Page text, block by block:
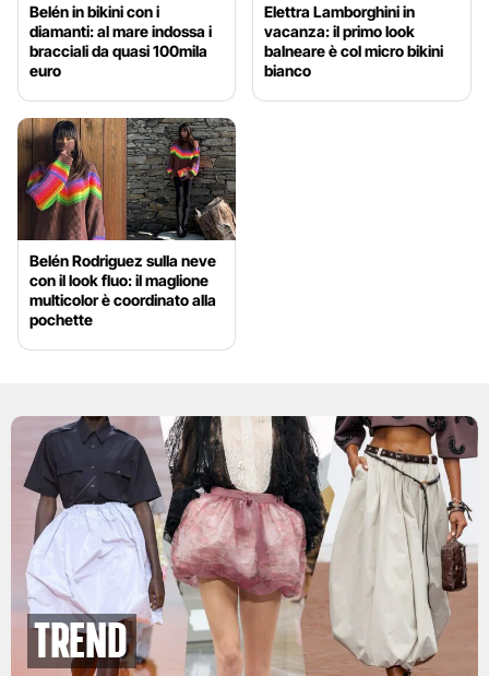
Belén in bikini con i
diamanti: al mare indossa i
bracciali da quasi 100mila
euro
Elettra Lamborghini in
vacanza: il primo look
balneare è col micro bikini
bianco
Belén Rodriguez sulla neve
con il look fluo: il maglione
multicolor è coordinato alla
pochette
Trend